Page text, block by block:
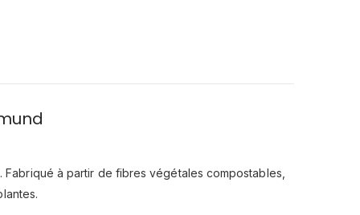
à partir de fibres végétales compostables,